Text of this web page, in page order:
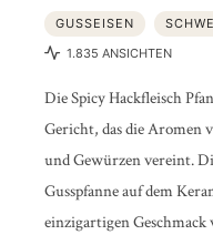
GUSSEISEN
1.835 ANSICHTEN
Die Spicy Hackfleisch
Gericht, das die Aromen
und Gewürzen vereint.
Gusspfanne auf dem
einzigartigen